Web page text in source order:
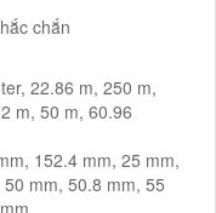
chắn
22.86 m, 250 m,
m, 50 m, 60.96
152.4 mm, 25 mm,
mm, 50.8 mm, 55